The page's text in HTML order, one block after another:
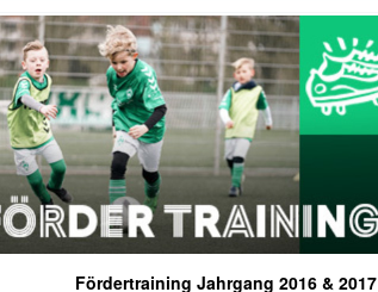
Fördertraining Jahrgang 2016 & 2017